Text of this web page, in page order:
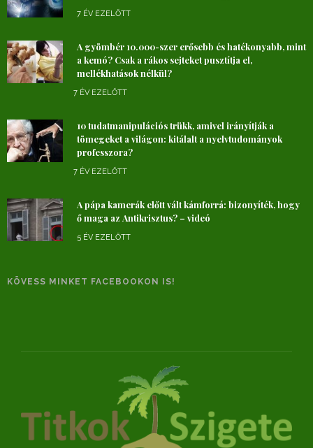
7 ÉV EZELŐTT
A gyömbér 10.000-szer erősebb és hatékonyabb, mint
a kemó? Csak a rákos sejteket pusztítja el,
mellékhatások nélkül?
7 ÉV EZELŐTT
10 tudatmanipulációs trükk, amivel irányítják a
tömegeket a világon: kitálalt a nyelvtudományok
professzora?
7 ÉV EZELŐTT
A pápa kamerák előtt vált kámforrá: bizonyíték, hogy
ő maga az Antikrisztus? – videó
5 ÉV EZELŐTT
KÖVESS MINKET FACEBOOKON IS!